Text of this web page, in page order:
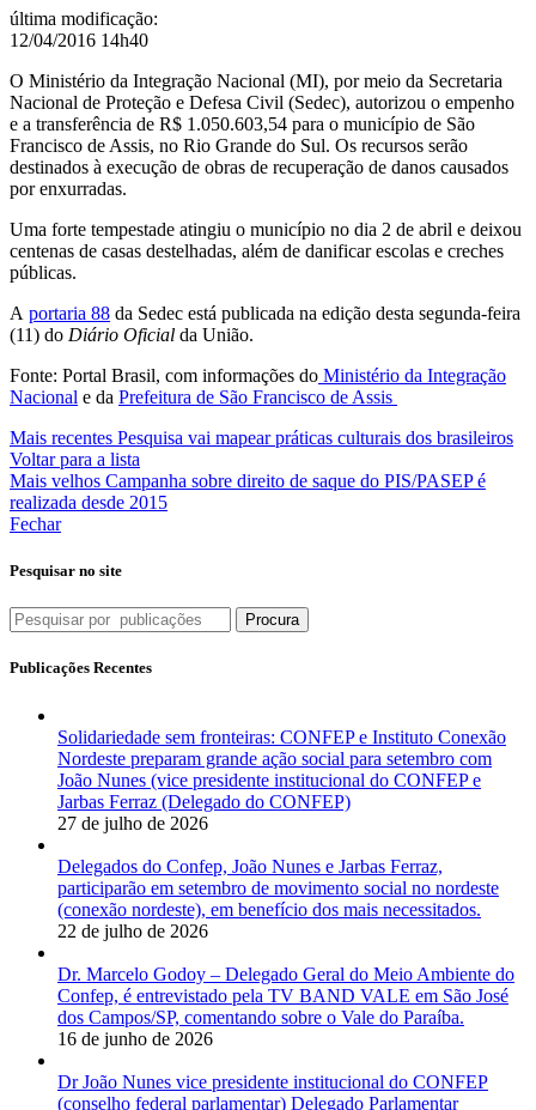
última modificação:
12/04/2016 14h40
O Ministério da Integração Nacional (MI), por meio da Secretaria
Nacional de Proteção e Defesa Civil (Sedec), autorizou o empenho
e a transferência de R$ 1.050.603,54 para o município de São
Francisco de Assis, no Rio Grande do Sul. Os recursos serão
destinados à execução de obras de recuperação de danos causados
por enxurradas.
Uma forte tempestade atingiu o município no dia 2 de abril e deixou
centenas de casas destelhadas, além de danificar escolas e creches
públicas.
A portaria 88 da Sedec está publicada na edição desta segunda-feira
(11) do Diário Oficial da União.
Fonte: Portal Brasil, com informações do Ministério da Integração
Nacional e da Prefeitura de São Francisco de Assis
Mais recentes Pesquisa vai mapear práticas culturais dos brasileiros
Voltar para a lista
Mais velhos Campanha sobre direito de saque do PIS/PASEP é
realizada desde 2015
Fechar
Pesquisar no site
Procura
Publicações Recentes
Solidariedade sem fronteiras: CONFEP e Instituto Conexão
Nordeste preparam grande ação social para setembro com
João Nunes (vice presidente institucional do CONFEP e
Jarbas Ferraz (Delegado do CONFEP)
27 de julho de 2026
Delegados do Confep, João Nunes e Jarbas Ferraz,
participarão em setembro de movimento social no nordeste
(conexão nordeste), em benefício dos mais necessitados.
22 de julho de 2026
Dr. Marcelo Godoy – Delegado Geral do Meio Ambiente do
Confep, é entrevistado pela TV BAND VALE em São José
dos Campos/SP, comentando sobre o Vale do Paraíba.
16 de junho de 2026
Dr João Nunes vice presidente institucional do CONFEP
(conselho federal parlamentar) Delegado Parlamentar